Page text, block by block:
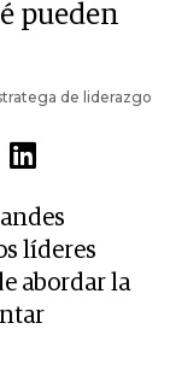
pueden
de liderazgo
líderes
abordar la